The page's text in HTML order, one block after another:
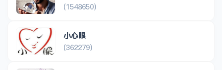
(1548650)
小心眼
(362279)